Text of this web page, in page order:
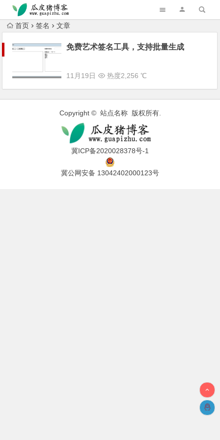
跳转到主内容
首页 签名 文章
免费艺术签名工具，支持批量生成
11月19日 热度2,256 ℃
Copyright © 站点名称 版权所有.
冀ICP备2020028378号-1
冀公网安备 13042402000123号